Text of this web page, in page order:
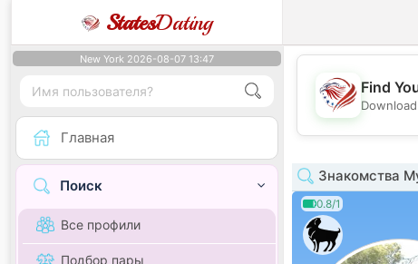
StatesDating
New York 2026-08-07 13:47
Главная
Поиск
Все профили
Подбор пары
Find
Знакомства
0.8/1